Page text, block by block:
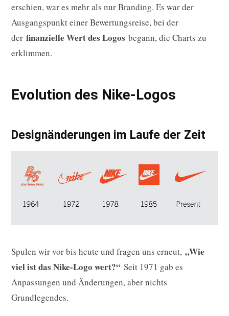
erschien, war es mehr als nur Branding. Es war der
Ausgangspunkt einer Bewertungsreise, bei der
der finanzielle Wert des Logos begann, die Charts zu
erklimmen.
Evolution des Nike-Logos
Designänderungen im Laufe der Zeit
Spulen wir vor bis heute und fragen uns erneut, „Wie
viel ist das Nike-Logo wert?“ Seit 1971 gab es
Anpassungen und Änderungen, aber nichts
Grundlegendes.